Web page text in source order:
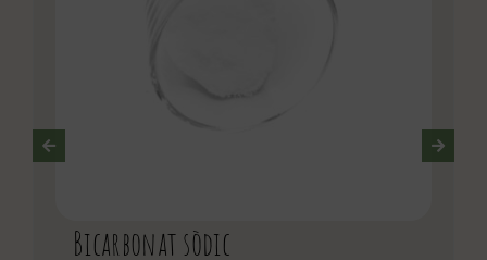
Bicarbonat sòdic